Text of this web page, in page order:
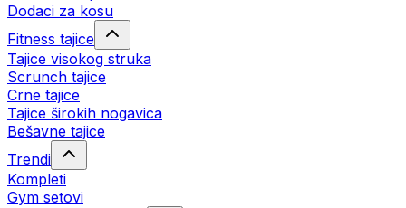
Dodaci za kosu
Fitness tajice
Tajice visokog struka
Scrunch tajice
Crne tajice
Tajice širokih nogavica
Bešavne tajice
Trendi
Kompleti
Gym setovi